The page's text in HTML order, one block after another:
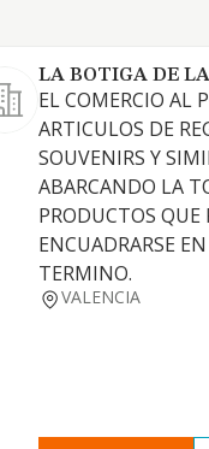
LA BOTIGA DE
EL COMERCIO AL
ARTICULOS DE
SOUVENIRS Y
ABARCANDO LA
PRODUCTOS QUE
ENCUADRARSE
TERMINO.
VALENCIA